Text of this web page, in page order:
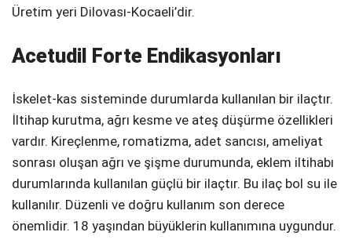
Üretim yeri Dilovası-Kocaeli’dir.
Acetudil Forte Endikasyonları
İskelet-kas sisteminde durumlarda kullanılan bir ilaçtır.
İltihap kurutma, ağrı kesme ve ateş düşürme özellikleri
vardır. Kireçlenme, romatizma, adet sancısı, ameliyat
sonrası oluşan ağrı ve şişme durumunda, eklem iltihabı
durumlarında kullanılan güçlü bir ilaçtır. Bu ilaç bol su ile
kullanılır. Düzenli ve doğru kullanım son derece
önemlidir. 18 yaşından büyüklerin kullanımına uygundur.